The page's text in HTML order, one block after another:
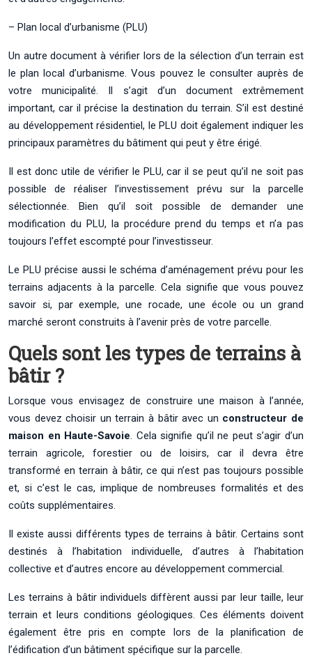
– Plan local d’urbanisme (PLU)
Un autre document à vérifier lors de la sélection d’un terrain est
le plan local d’urbanisme. Vous pouvez le consulter auprès de
votre municipalité. Il s’agit d’un document extrêmement
important, car il précise la destination du terrain. S’il est destiné
au développement résidentiel, le PLU doit également indiquer les
principaux paramètres du bâtiment qui peut y être érigé.
Il est donc utile de vérifier le PLU, car il se peut qu’il ne soit pas
possible de réaliser l’investissement prévu sur la parcelle
sélectionnée. Bien qu’il soit possible de demander une
modification du PLU, la procédure prend du temps et n’a pas
toujours l’effet escompté pour l’investisseur.
Le PLU précise aussi le schéma d’aménagement prévu pour les
terrains adjacents à la parcelle. Cela signifie que vous pouvez
savoir si, par exemple, une rocade, une école ou un grand
marché seront construits à l’avenir près de votre parcelle.
Quels sont les types de terrains à
bâtir ?
Lorsque vous envisagez de construire une maison à l’année,
vous devez choisir un terrain à bâtir avec un constructeur de
maison en Haute-Savoie. Cela signifie qu’il ne peut s’agir d’un
terrain agricole, forestier ou de loisirs, car il devra être
transformé en terrain à bâtir, ce qui n’est pas toujours possible
et, si c’est le cas, implique de nombreuses formalités et des
coûts supplémentaires.
Il existe aussi différents types de terrains à bâtir. Certains sont
destinés à l’habitation individuelle, d’autres à l’habitation
collective et d’autres encore au développement commercial.
Les terrains à bâtir individuels diffèrent aussi par leur taille, leur
terrain et leurs conditions géologiques. Ces éléments doivent
également être pris en compte lors de la planification de
l’édification d’un bâtiment spécifique sur la parcelle.